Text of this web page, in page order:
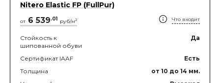
Nitero Elastic FP (FullPur)
от 6 539.01 руб/м2 Что входит
Стойкость к
шипованной обуви
Да
Сертификат IAAF
Есть
Толщина
от 10 до 14 мм.